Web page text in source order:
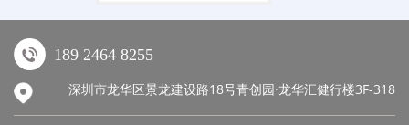
189 2464 8255
深圳市龙华区景龙建设路18号青创园·龙华汇健行楼3F-318